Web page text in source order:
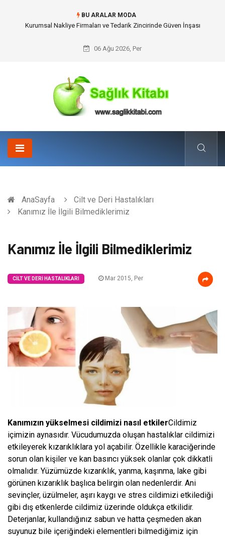
BU ARALAR MODA
Dalaman Kalkan Transfer: Kişiselleştirilmiş Hizmet Ve Uç Nokta Konforu
06 Ağu 2026, Per
AnaSayfa
Cilt ve Deri Hastalıkları
Kanımız İle İlgili Bilmediklerimiz
Kanımız İle İlgili Bilmediklerimiz
CILT VE DERI HASTALIKLARI Mar 2015, Per
Kanımızın yükselmesi cildimizi nasıl etkilerCildimiz
içimizin aynasıdır. Vücudumuzda oluşan hastalıklar cildimizi
etkileyerek kızarıklıklara yol açabilir. Özellikle karaciğerinde
sorun olan kişiler ve kan basıncı yüksek olanlar çok dikkatli
olmalıdır. Yüzümüzde kızarıklık, yanma, kaşınma, lake gibi
görünen kızarıklık başlıca belirgin olan nedenlerdir. Ani
sevinçler, üzülmeler, aşırı kaygı ve stres cildimizi etkilediği
gibi dış etkenlerde cildimiz üzerinde oldukça etkilidir.
Deterjanlar, kullandığınız sabun ve hatta çeşmeden akan
suyunuz bile içeriğindeki elementleri bilmediğimiz için